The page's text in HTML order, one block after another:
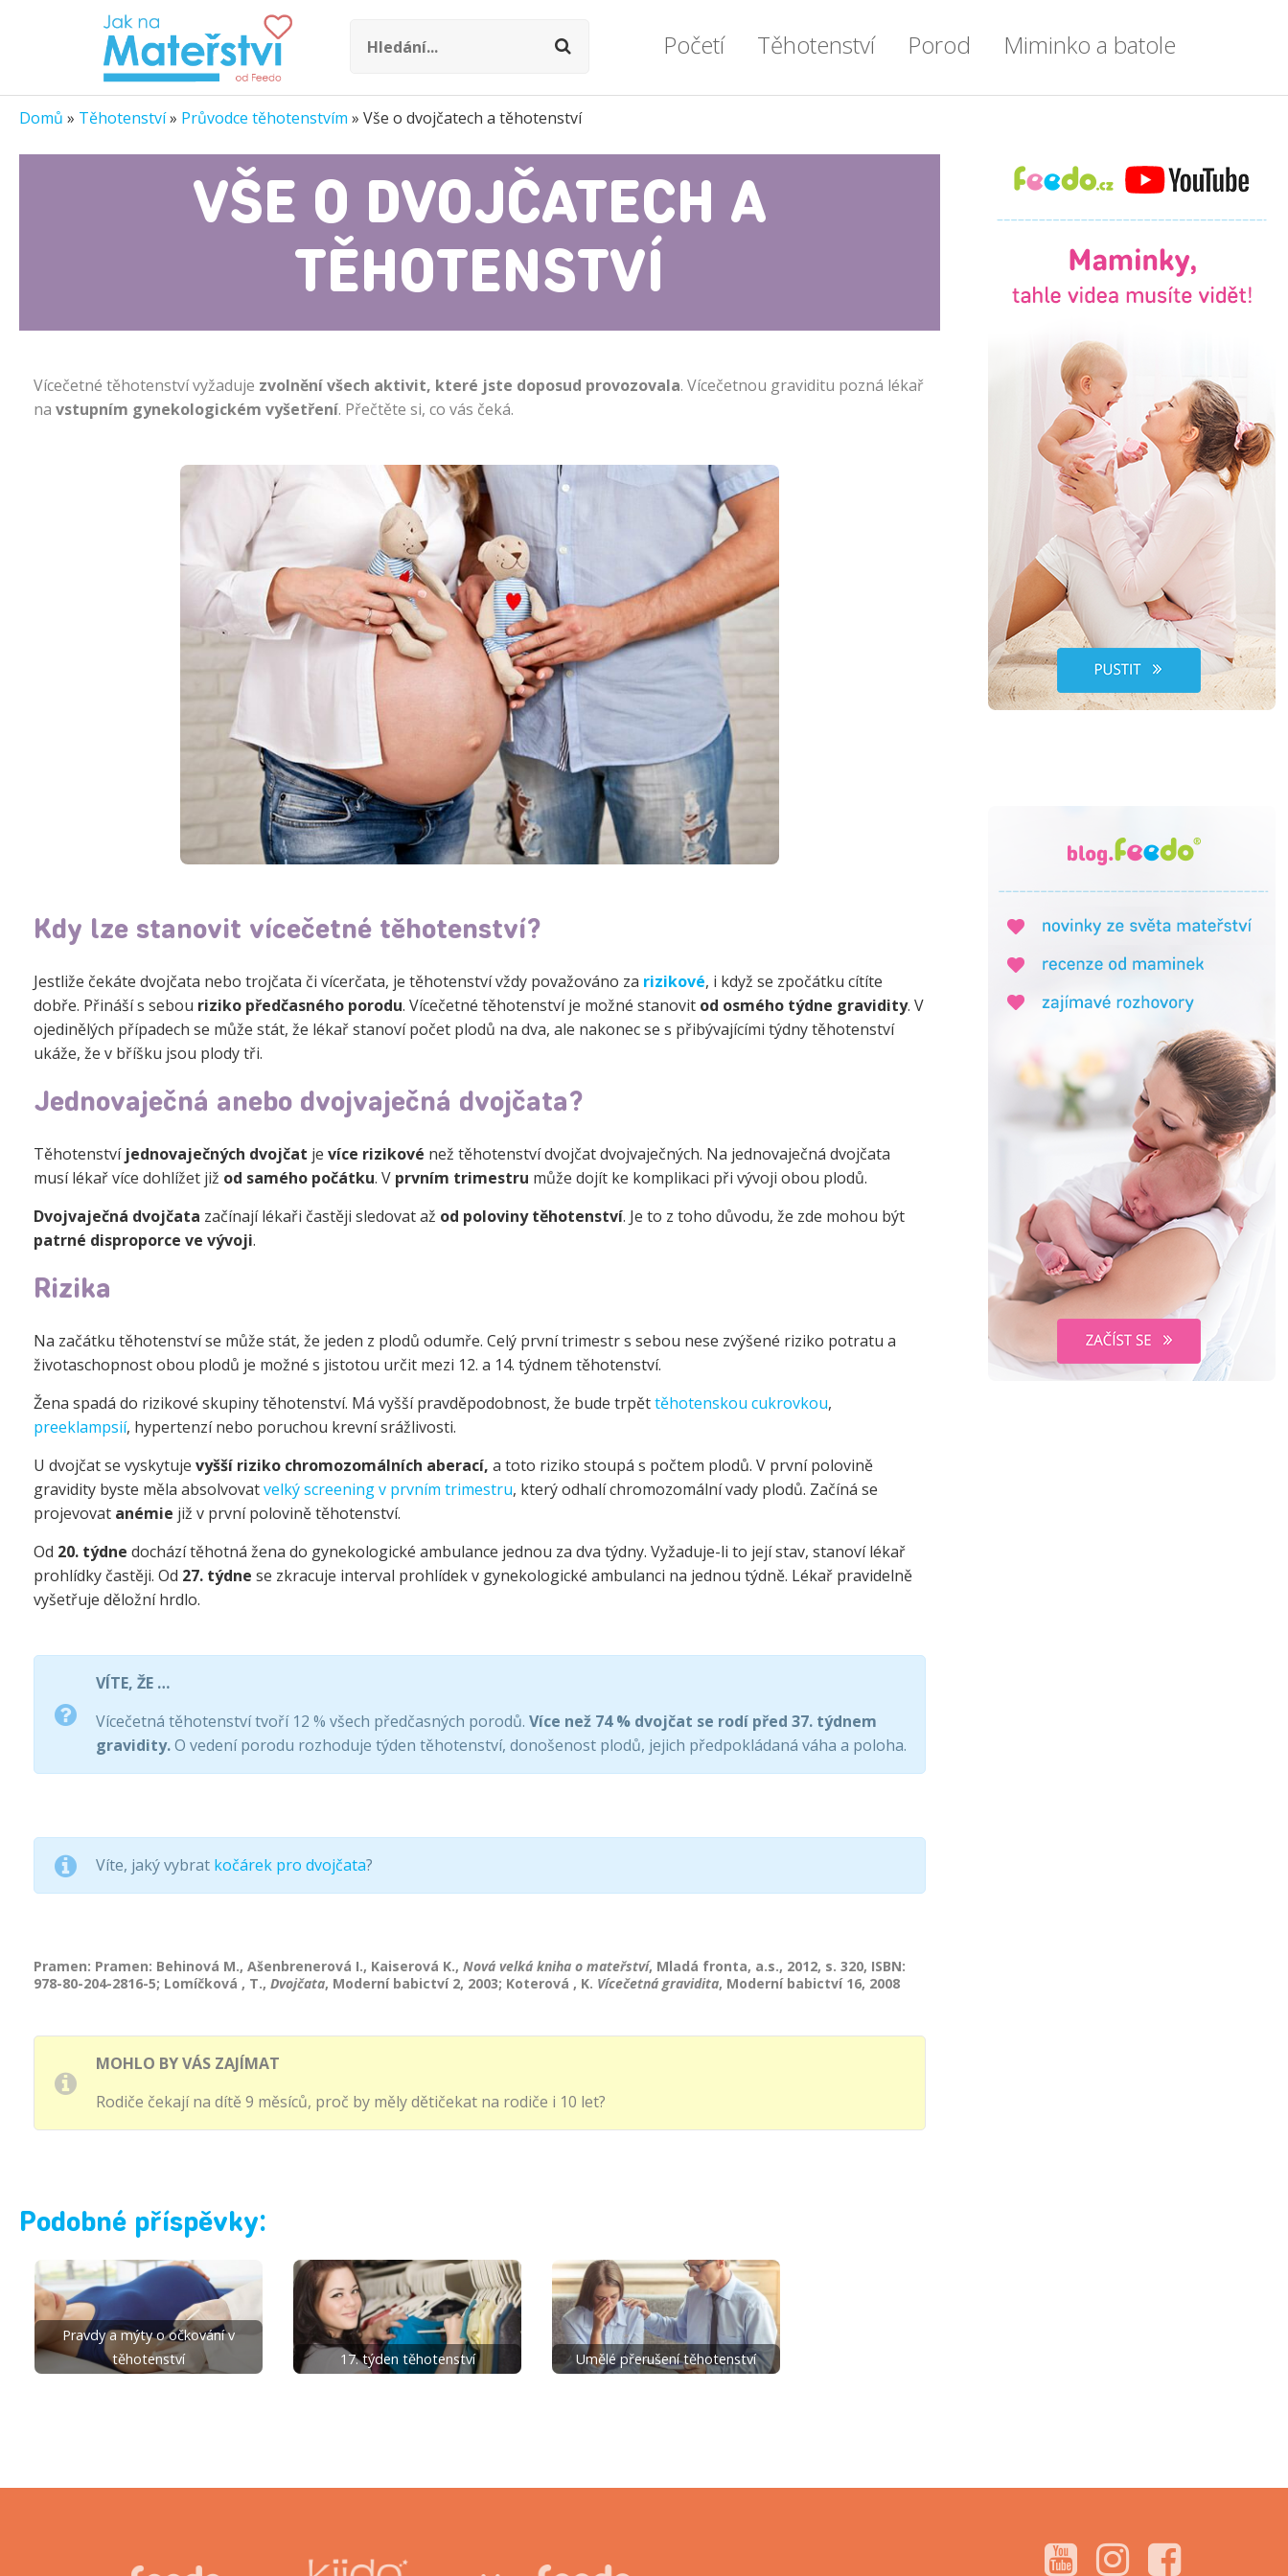
Početí
Ovulace
Vše o plodnosti
Lékařské okénko
Těhotenství
Prohlídky a vyšetření
Zdravotní potíže
Ztráta těhotenství
Porod
Porod císařským řezem
První chvíle s miminkem
Šestinedělí
Miminko a batole
Výbavička pro miminko
Kojení
Zdraví a nemoci u dětí
Psychomotorický vývoj dítěte
Lékařské okénko
Domů » Těhotenství» Průvodce těhotenstvím » Vše o dvojčatech a těhotenství
VŠE O DVOJČATECH A
TĚHOTENSTVÍ
Vícečetné těhotenství vyžaduje zvolnění všech aktivit, které jste doposud provozovala. Vícečetnou graviditu pozná lékař
na vstupním gynekologickém vyšetření. Přečtěte si, co vás čeká.
Kdy lze stanovit vícečetné těhotenství?
Jestliže čekáte dvojčata nebo trojčata či vícerčata, je těhotenství vždy považováno za rizikové, i když se zpočátku cítíte
dobře. Přináší s sebou riziko předčasného porodu. Vícečetné těhotenství je možné stanovit od osmého týdne gravidity. V
ojedinělých případech se může stát, že lékař stanoví počet plodů na dva, ale nakonec se s přibývajícími týdny těhotenství
ukáže, že v bříšku jsou plody tři.
Jednovaječná anebo dvojvaječná dvojčata?
Těhotenství jednovaječných dvojčat je více rizikové než těhotenství dvojčat dvojvaječných. Na jednovaječná dvojčata
musí lékař více dohlížet již od samého počátku. V prvním trimestru může dojít ke komplikaci při vývoji obou plodů.
Dvojvaječná dvojčata začínají lékaři častěji sledovat až od poloviny těhotenství. Je to z toho důvodu, že zde mohou být
patrné disproporce ve vývoji.
Rizika
Na začátku těhotenství se může stát, že jeden z plodů odumře. Celý první trimestr s sebou nese zvýšené riziko potratu a
životaschopnost obou plodů je možné s jistotou určit mezi 12. a 14. týdnem těhotenství.
Žena spadá do rizikové skupiny těhotenství. Má vyšší pravděpodobnost, že bude trpěttěhotenskou cukrovkou,
preeklampsií, hypertenzí nebo poruchou krevní srážlivosti.
U dvojčat se vyskytuje vyšší riziko chromozomálních aberací, a toto riziko stoupá s počtem plodů. V první polovině
gravidity byste měla absolvovatvelký screening v prvním trimestru, který odhalí chromozomální vady plodů. Začíná se
projevovat anémie již v první polovině těhotenství.
Od 20. týdne dochází těhotná žena do gynekologické ambulance jednou za dva týdny. Vyžaduje-li to její stav, stanoví lékař
prohlídky častěji. Od 27. týdne se zkracuje interval prohlídek v gynekologické ambulanci na jednou týdně. Lékař pravidelně
vyšetřuje děložní hrdlo.
VÍTE, ŽE …
Vícečetná těhotenství tvoří 12 % všech předčasných porodů. Více než 74 % dvojčat se rodí před 37. týdnem
gravidity.O vedení porodu rozhoduje týden těhotenství, donošenost plodů, jejich předpokládaná váha a poloha.
Víte, jaký vybrat kočárek pro dvojčata?
Pramen: Pramen: Behinová M., Ašenbrenerová I., Kaiserová K., Nová velká kniha o mateřství, Mladá fronta, a.s., 2012, s. 320, ISBN:
978-80-204-2816-5; Lomíčková , T., Dvojčata, Moderní babictví 2, 2003; Koterová , K. Vícečetná gravidita, Moderní babictví 16, 2008
MOHLO BY VÁS ZAJÍMAT
Rodiče čekají na dítě 9 měsíců, proč by měly dětičekat na rodiče i 10 let?
Podobné příspěvky:
Pravdy a mýty o očkování v
těhotenství
17. týden těhotenství Umělé přerušení těhotenství